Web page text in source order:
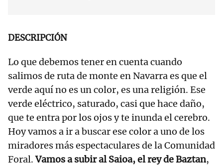
DESCRIPCIÓN
Lo que debemos tener en cuenta cuando
salimos de ruta de monte en Navarra es que el
verde aquí no es un color, es una religión. Ese
verde eléctrico, saturado, casi que hace daño,
que te entra por los ojos y te inunda el cerebro.
Hoy vamos a ir a buscar ese color a uno de los
miradores más espectaculares de la Comunidad
Foral.Vamos a subir al Saioa, el rey de Baztan,